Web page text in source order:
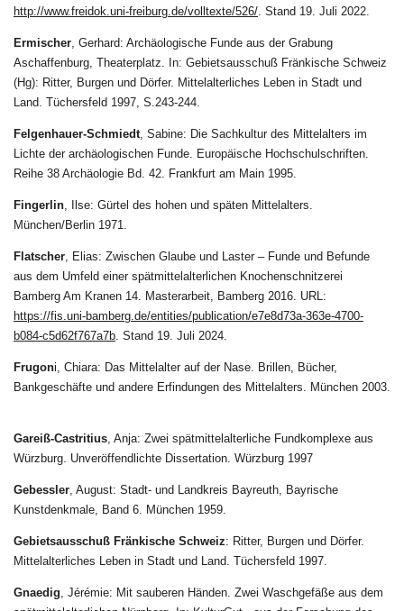
http://www.freidok.uni-freiburg.de/volltexte/526/. Stand 19. Juli 2022.
Ermischer, Gerhard: Archäologische Funde aus der Grabung
Aschaffenburg, Theaterplatz. In: Gebietsausschuß Fränkische Schweiz
(Hg): Ritter, Burgen und Dörfer. Mittelalterliches Leben in Stadt und
Land. Tüchersfeld 1997, S.243-244.
Felgenhauer-Schmiedt, Sabine: Die Sachkultur des Mittelalters im
Lichte der archäologischen Funde. Europäische Hochschulschriften.
Reihe 38 Archäologie Bd. 42. Frankfurt am Main 1995.
Fingerlin, Ilse: Gürtel des hohen und späten Mittelalters.
München/Berlin 1971.
Flatscher, Elias: Zwischen Glaube und Laster – Funde und Befunde
aus dem Umfeld einer spätmittelalterlichen Knochenschnitzerei
Bamberg Am Kranen 14. Masterarbeit, Bamberg 2016. URL:
https://fis.uni-bamberg.de/entities/publication/e7e8d73a-363e-4700-
b084-c5d62f767a7b. Stand 19. Juli 2024.
Frugoni, Chiara: Das Mittelalter auf der Nase. Brillen, Bücher,
Bankgeschäfte und andere Erfindungen des Mittelalters. München 2003.
Gareiß-Castritius, Anja: Zwei spätmittelalterliche Fundkomplexe aus
Würzburg. Unveröffendlichte Dissertation. Würzburg 1997
Gebessler, August: Stadt- und Landkreis Bayreuth, Bayrische
Kunstdenkmale, Band 6. München 1959.
Gebietsausschuß Fränkische Schweiz: Ritter, Burgen und Dörfer.
Mittelalterliches Leben in Stadt und Land. Tüchersfeld 1997.
Gnaedig, Jérémie: Mit sauberen Händen. Zwei Waschgefäße aus dem